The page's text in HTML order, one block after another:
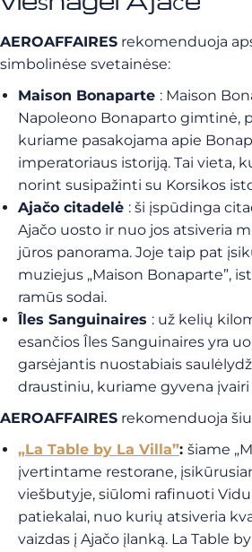
AEROAFFAIRES rekomenduoja
simbolinėse svetainėse:
Maison Bonaparte : Maison
Napoleono Bonaparto gimtinė,
kuriame pasakojama apie
imperatoriaus istoriją. Tai vieta,
norint susipažinti su Korsikos
Ajačo citadelė : ši įspūdinga
Ajačo uosto ir nuo jos atsiveria
jūros panorama. Joje taip pat
muziejus „Maison Bonaparte”,
ramūs sodai.
Îles Sanguinaires : už kelių
esančios Îles Sanguinaires yra
garsėjantis nuostabiais
draustiniu, kuriame gyvena įvairi
AEROAFFAIRES rekomenduoja
„La Table by La Villa”: šiame
įvertintame restorane,
viešbutyje, siūlomi rafinuoti
patiekalai, nuo kurių atsiveria
vaizdas į Ajačo įlanką. La Table